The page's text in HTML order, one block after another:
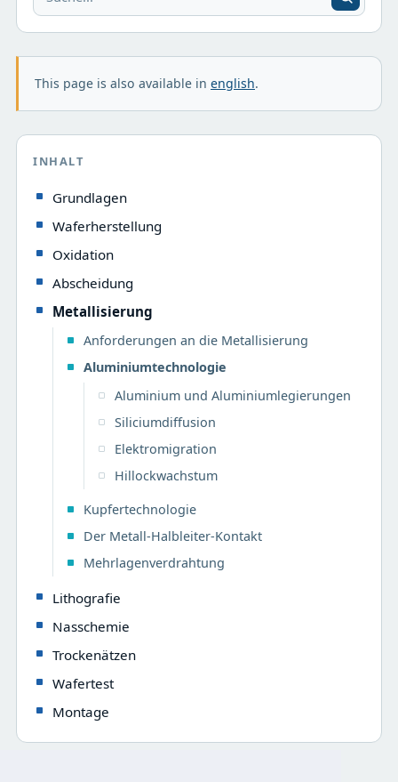
This page is also available in english.
INHALT
Grundlagen
Waferherstellung
Oxidation
Abscheidung
Metallisierung
Anforderungen an die Metallisierung
Aluminiumtechnologie
Aluminium und Aluminiumlegierungen
Siliciumdiffusion
Elektromigration
Hillockwachstum
Kupfertechnologie
Der Metall-Halbleiter-Kontakt
Mehrlagenverdrahtung
Lithografie
Nasschemie
Trockenätzen
Wafertest
Montage